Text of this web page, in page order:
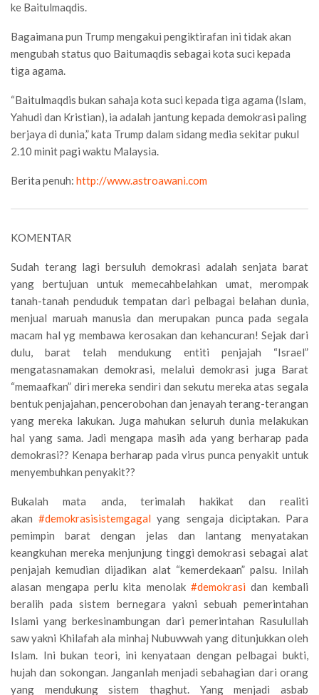
ke Baitulmaqdis.
Bagaimana pun Trump mengakui pengiktirafan ini tidak akan
mengubah status quo Baitumaqdis sebagai kota suci kepada
tiga agama.
“Baitulmaqdis bukan sahaja kota suci kepada tiga agama (Islam,
Yahudi dan Kristian), ia adalah jantung kepada demokrasi paling
berjaya di dunia,” kata Trump dalam sidang media sekitar pukul
2.10 minit pagi waktu Malaysia.
Berita penuh: http://www.astroawani.com
KOMENTAR
Sudah terang lagi bersuluh demokrasi adalah senjata barat
yang bertujuan untuk memecahbelahkan umat, merompak
tanah-tanah penduduk tempatan dari pelbagai belahan dunia,
menjual maruah manusia dan merupakan punca pada segala
macam hal yg membawa kerosakan dan kehancuran! Sejak dari
dulu, barat telah mendukung entiti penjajah “Israel”
mengatasnamakan demokrasi, melalui demokrasi juga Barat
“memaafkan” diri mereka sendiri dan sekutu mereka atas segala
bentuk penjajahan, pencerobohan dan jenayah terang-terangan
yang mereka lakukan. Juga mahukan seluruh dunia melakukan
hal yang sama. Jadi mengapa masih ada yang berharap pada
demokrasi?? Kenapa berharap pada virus punca penyakit untuk
menyembuhkan penyakit??
Bukalah mata anda, terimalah hakikat dan realiti
akan#demokrasisistemgagal yang sengaja diciptakan. Para
pemimpin barat dengan jelas dan lantang menyatakan
keangkuhan mereka menjunjung tinggi demokrasi sebagai alat
penjajah kemudian dijadikan alat “kemerdekaan” palsu. Inilah
alasan mengapa perlu kita menolak #demokrasi dan kembali
beralih pada sistem bernegara yakni sebuah pemerintahan
Islami yang berkesinambungan dari pemerintahan Rasulullah
saw yakni Khilafah ala minhaj Nubuwwah yang ditunjukkan oleh
Islam. Ini bukan teori, ini kenyataan dengan pelbagai bukti,
hujah dan sokongan. Janganlah menjadi sebahagian dari orang
yang mendukung sistem thaghut. Yang menjadi asbab